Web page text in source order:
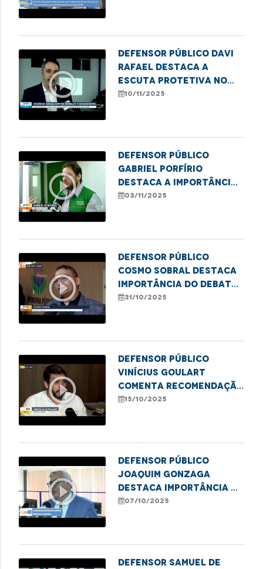
play_circle_outline
Defensor Público Davi
Rafael destaca a
escuta protetiva no
combate à violência
10/11/2025
play_circle_outline
Defensor público
Gabriel Porfírio
destaca a importância
da Semana Nacional da
03/11/2025
play_circle_outline
Defensor público
Cosmo Sobral destaca
importância do debate
sobre o uso medicinal
31/10/2025
play_circle_outline
Defensor público
Vinícius Goulart
comenta recomendação
da Defensoria por mais
15/10/2025
play_circle_outline
Defensor público
Joaquim Gonzaga
destaca importância da
denúncia na proteção
07/10/2025
Defensor Samuel de